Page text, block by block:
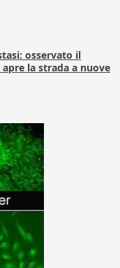
osservato il
la strada a nuove